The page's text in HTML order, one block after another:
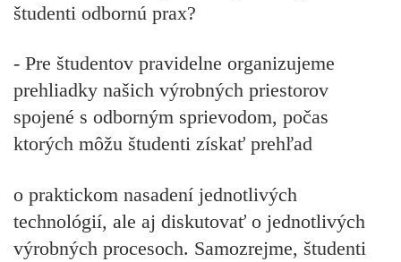
študenti odbornú prax?
- Pre študentov pravidelne organizujeme
prehliadky našich výrobných priestorov
spojené s odborným sprievodom, počas
ktorých môžu študenti získať prehľad
o praktickom nasadení jednotlivých
technológií, ale aj diskutovať o jednotlivých
výrobných procesoch. Samozrejme, študenti